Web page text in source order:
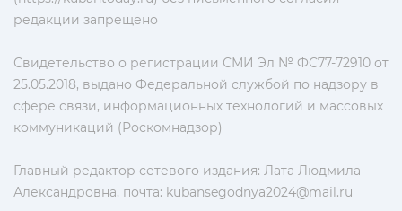
редакции запрещено
Свидетельство о регистрации СМИ Эл № ФС77-72910 от
25.05.2018, выдано Федеральной службой по надзору в
сфере связи, информационных технологий и массовых
коммуникаций (Роскомнадзор)
Главный редактор сетевого издания: Лата Людмила
Александровна, почта: kubansegodnya2024@mail.ru